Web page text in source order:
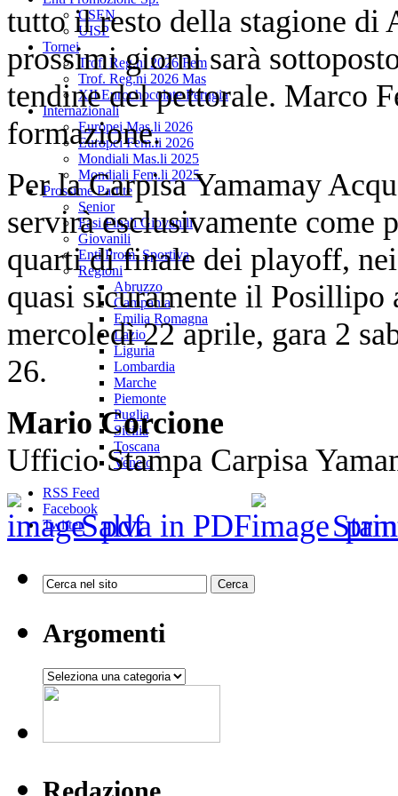
CSEN
UISP
Tornei
Trof. Reg.ni 2026 Fem
Trof. Reg.ni 2026 Mas
XII Eurochocolate Perugia
Internazionali
Europei Mas.li 2026
Europei Fem.li 2026
Mondiali Mas.li 2025
Mondiali Fem.li 2025
Prossime Partite
Senior
Fasi Finali Giovanili
Giovanili
Enti Prom. Sportiva
Regioni
Abruzzo
Campania
Emilia Romagna
Lazio
Liguria
Lombardia
Marche
Piemonte
Puglia
Sicilia
Toscana
Veneto
RSS Feed
Facebook
Twitter
tutto il resto della stagione di
prossimi giorni sarà
tendine del pettorale. Marco
formazione.
Per la Carpisa Yamamay
servirà esclusivamente
quarti di finale dei playoff,
quasi sicuramente il
mercoledì 22 aprile, gara 2
26.
Mario Corcione
Ufficio Stampa Carpisa
Salva in PDF
Argomenti
Argomenti